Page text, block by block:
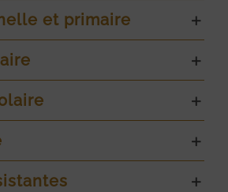
et primaire